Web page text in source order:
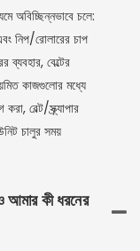
অবিচ্ছিন্নভাবে চলে:
নিপ/রোলারের চাপ
ব্যবহার, বেল্টের
কাজগুলোর মধ্যে
বেল্ট/স্ক্র্যাপার
চালুর সময়
আমার কী ধরনের